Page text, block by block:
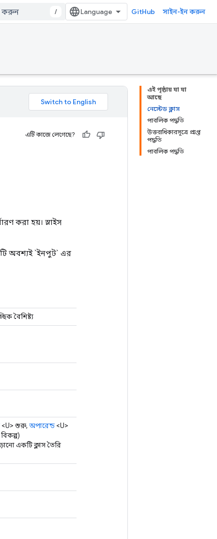
/ GitHub সাইন-ইন করুন
এই পৃষ্ঠায় যা যা
আছে
নেস্টেড ক্লাস
পাবলিক পদ্ধতি
উত্তরাধিকারসূত্রে প্রাপ্ত
পদ্ধতি
পাবলিক পদ্ধতি
এটি কাজে লেগেছে?
করা হয়। স্লাইস
অবশ্যই `ইনপুট` এর
বৈশিষ্ট্য
<U> শুরু, অপারেন্ড <U>
বিকল্প)
একটি ক্লাস তৈরি